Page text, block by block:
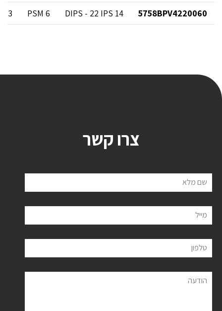
5758BPV4220060
14 DIPS - 22 IPS
6 PSM
צרו קשר
שם מלא
מייל
טלפון
הודעה